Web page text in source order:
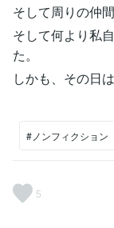
そして周りの仲
そして何より私
た。
しかも、その日
#ノンフィクション
5